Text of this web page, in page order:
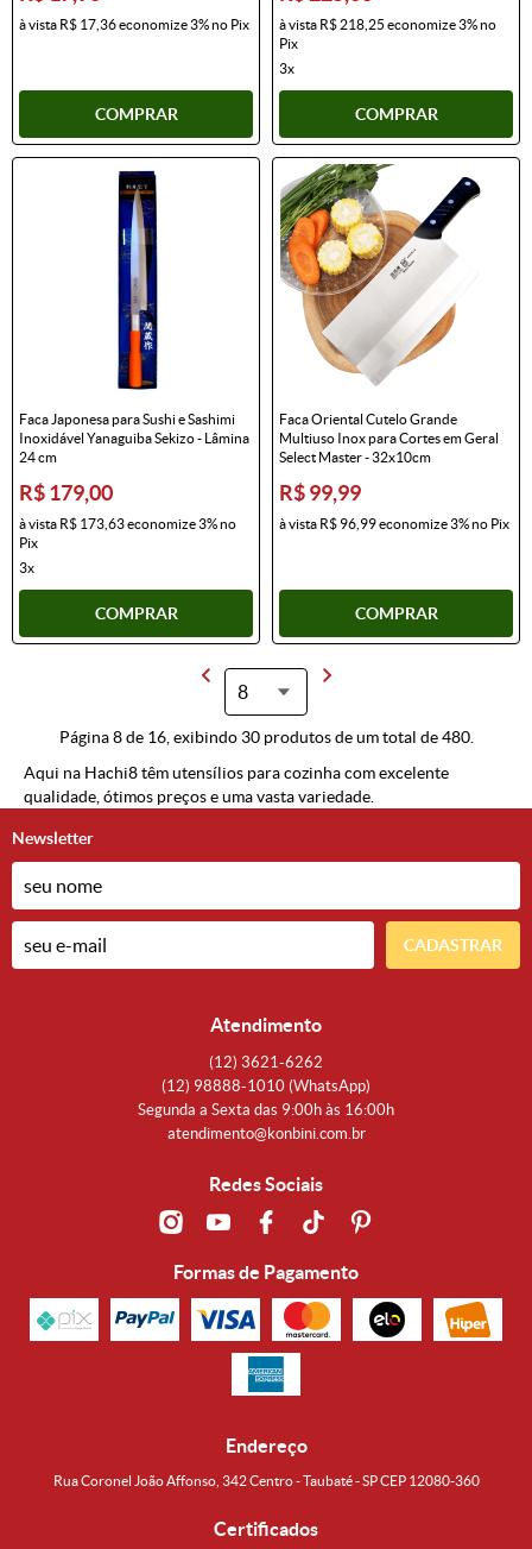
à vista R$ 17,36economize3%no Pix
COMPRAR
à vista R$ 218,25 economize3%no
Pix
3x
COMPRAR
Faca Japonesa para Sushi e Sashimi
Inoxidável Yanaguiba Sekizo - Lâmina
24 cm
R$ 179,00
à vista R$ 173,63economize3%no
Pix
3x
COMPRAR
Faca Oriental Cutelo Grande
Multiuso Inox para Cortes em Geral
Select Master - 32x10cm
R$ 99,99
à vista R$ 96,99economize3%no Pix
COMPRAR
Página 8 de 16, exibindo 30 produtos de um total de 480.
Aqui na Hachi8 têm utensílios para cozinha com excelente
qualidade, ótimos preços e uma vasta variedade.
Newsletter
CADASTRAR
Atendimento
(12) 3621-6262
(12) 98888-1010 (WhatsApp)
Segunda a Sexta das 9:00h às 16:00h
atendimento@konbini.com.br
Redes Sociais
Formas de Pagamento
Endereço
Rua Coronel João Affonso, 342 Centro - Taubaté - SP CEP 12080-360
Certificados